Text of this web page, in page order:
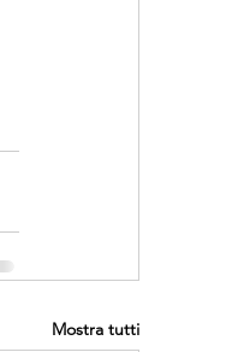
Mostra tutti